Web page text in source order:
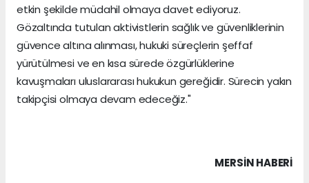
etkin şekilde müdahil olmaya davet ediyoruz.
Gözaltında tutulan aktivistlerin sağlık ve güvenliklerinin
güvence altına alınması, hukuki süreçlerin şeffaf
yürütülmesi ve en kısa sürede özgürlüklerine
kavuşmaları uluslararası hukukun gereğidir. Sürecin yakın
takipçisi olmaya devam edeceğiz."
MERSIN HABERİ